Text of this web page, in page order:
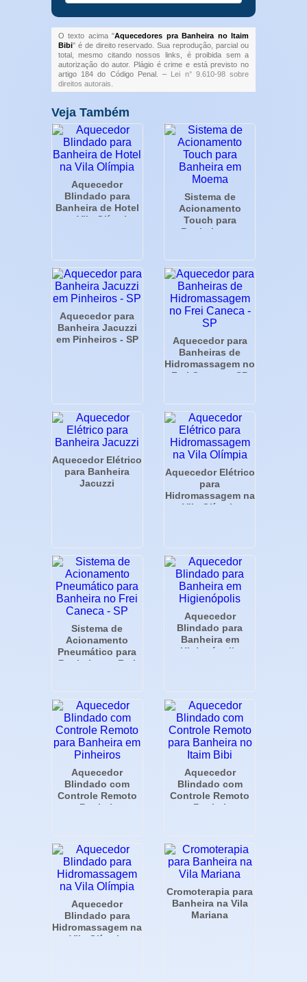
O texto acima "Aquecedores pra Banheira no Itaim
Bibi" é de direito reservado. Sua reprodução, parcial ou
total, mesmo citando nossos links, é proibida sem a
autorização do autor. Plágio é crime e está previsto no
artigo 184 do Código Penal. –
Lei n° 9.610-98 sobre
direitos autorais
Veja Também
Aquecedor
Blindado para
Banheira de Hotel
na Vila Olímpia
Sistema de
Acionamento
Touch para
Banheira em
Aquecedor para
Banheira Jacuzzi
em Pinheiros - SP
Aquecedor para
Banheiras de
Hidromassagem no
Frei Caneca - SP
Aquecedor Elétrico
para Banheira
Jacuzzi
Aquecedor Elétrico
para
Hidromassagem na
Vila Olímpia
Sistema de
Acionamento
Pneumático para
Banheira no Frei
Aquecedor
Blindado para
Banheira em
Higienópolis
Aquecedor
Blindado com
Controle Remoto
para Banheira em
Aquecedor
Blindado com
Controle Remoto
para Banheira no
Aquecedor
Blindado para
Hidromassagem na
Vila Olímpia
Cromoterapia para
Banheira na Vila
Mariana